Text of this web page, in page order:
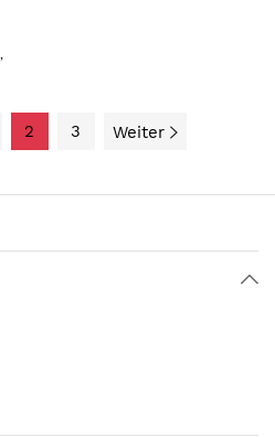
2 3 Weiter